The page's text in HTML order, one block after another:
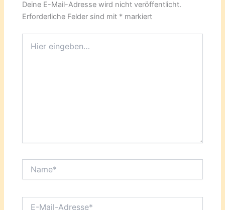
Deine E-Mail-Adresse wird nicht veröffentlicht.
Erforderliche Felder sind mit * markiert
eingeben…